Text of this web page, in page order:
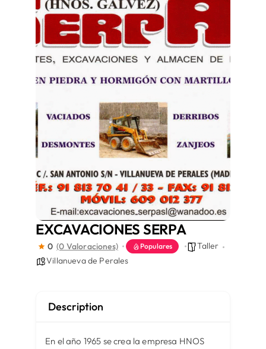
Áreas
Sede Electrónica
Contacto
Buscar:
EXCAVACIONES SERPA
0 (0 Valoraciones) Populares
Taller
Villanueva de Perales
Description
En el año 1965 se crea la empresa HNOS